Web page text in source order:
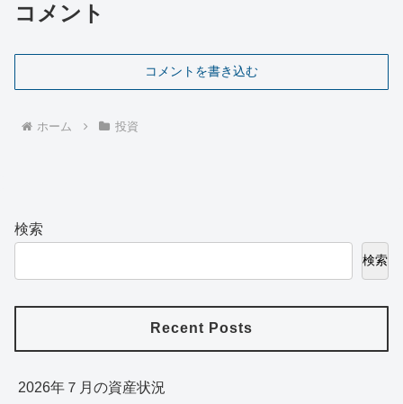
コメント
コメントを書き込む
ホーム 投資
検索
検索
Recent Posts
2026年７月の資産状況